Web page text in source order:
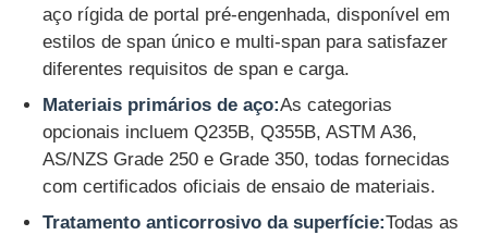
aço rígida de portal pré-engenhada, disponível em
estilos de span único e multi-span para satisfazer
diferentes requisitos de span e carga.
Materiais primários de aço:As categorias
opcionais incluem Q235B, Q355B, ASTM A36,
AS/NZS Grade 250 e Grade 350, todas fornecidas
com certificados oficiais de ensaio de materiais.
Tratamento anticorrosivo da superfície:Todas as